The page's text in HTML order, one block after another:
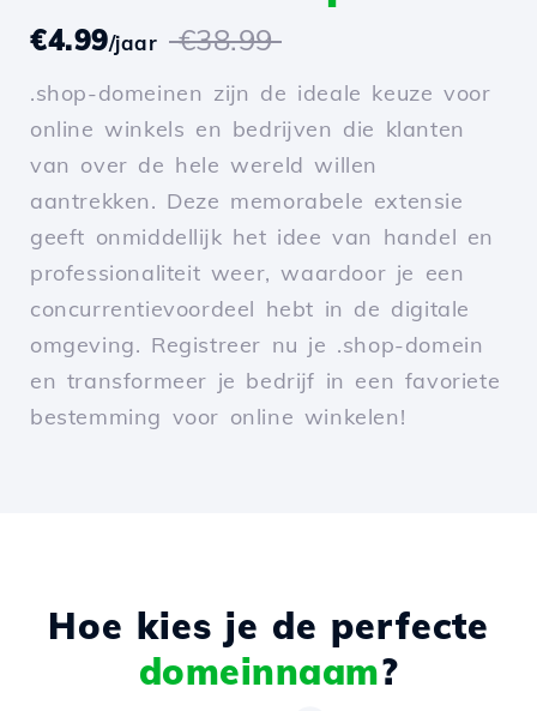
€4.99/jaar €38.99
.shop-domeinen zijn de ideale keuze voor
online winkels en bedrijven die klanten
van over de hele wereld willen
aantrekken. Deze memorabele extensie
geeft onmiddellijk het idee van handel en
professionaliteit weer, waardoor je een
concurrentievoordeel hebt in de digitale
omgeving. Registreer nu je .shop-domein
en transformeer je bedrijf in een favoriete
bestemming voor online winkelen!
Hoe kies je de perfecte
domeinnaam?